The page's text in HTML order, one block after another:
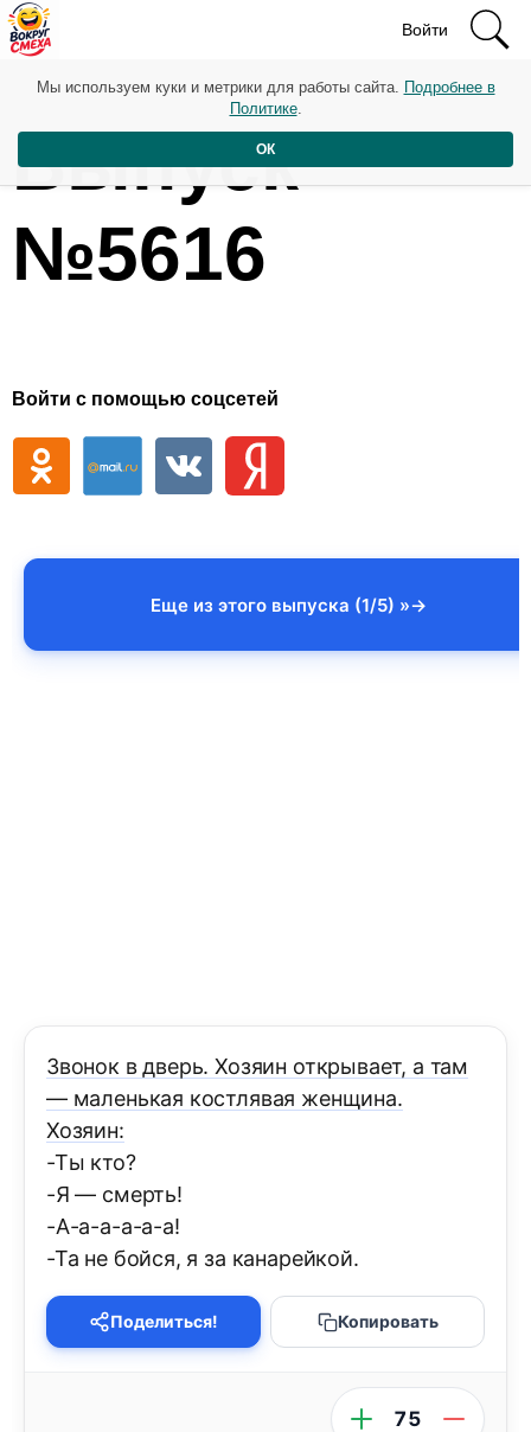
Войти
Выпуск
№5616
Войти с помощью соцсетей
Еще из этого выпуска (1/5) »
Звонок в дверь. Хозяин открывает, а там
— маленькая костлявая женщина.
Хозяин:
-Ты кто?
-Я — смерть!
-А-а-а-а-а-а!
-Та не бойся, я за канарейкой.
Поделиться! Копировать
75
Мы используем куки и метрики для работы сайта. Подробнее в
Политике.
ОК